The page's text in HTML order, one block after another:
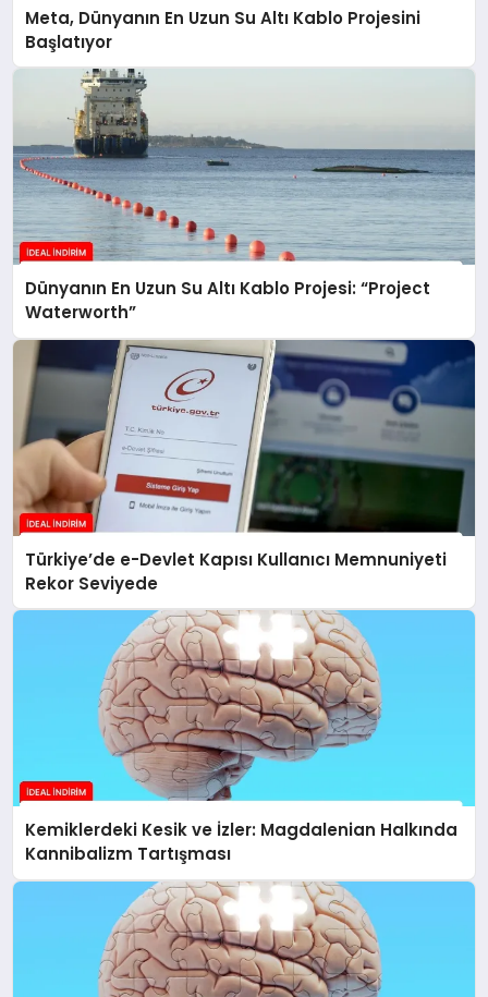
Meta, Dünyanın En Uzun Su Altı Kablo Projesini
Başlatıyor
Dünyanın En Uzun Su Altı Kablo Projesi: “Project
Waterworth”
Türkiye’de e-Devlet Kapısı Kullanıcı Memnuniyeti
Rekor Seviyede
Kemiklerdeki Kesik ve İzler: Magdalenian Halkında
Kannibalizm Tartışması